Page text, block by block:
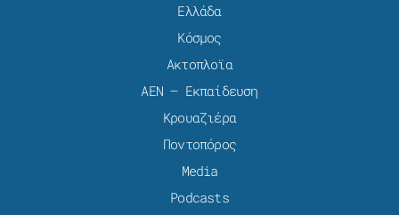
Ελλάδα
Κόσμος
Ακτοπλοϊα
ΑΕΝ – Εκπαίδευση
Κρουαζιέρα
Ποντοπόρος
Media
Podcasts